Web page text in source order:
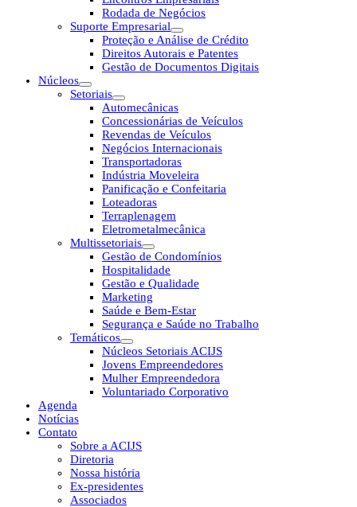
Rodada de Negócios
Suporte Empresarial
Proteção e Análise de Crédito
Direitos Autorais e Patentes
Gestão de Documentos Digitais
Núcleos
Setoriais
Automecânicas
Concessionárias de Veículos
Revendas de Veículos
Negócios Internacionais
Transportadoras
Indústria Moveleira
Panificação e Confeitaria
Loteadoras
Terraplenagem
Eletrometalmecânica
Multissetoriais
Gestão de Condomínios
Hospitalidade
Gestão e Qualidade
Marketing
Saúde e Bem-Estar
Segurança e Saúde no Trabalho
Temáticos
Núcleos Setoriais ACIJS
Jovens Empreendedores
Mulher Empreendedora
Voluntariado Corporativo
Agenda
Notícias
Contato
Sobre a ACIJS
Diretoria
Nossa história
Ex-presidentes
Associados